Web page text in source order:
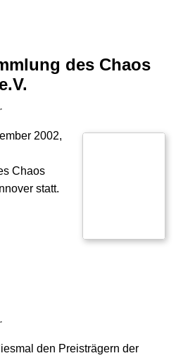
des Chaos
2002,
Chaos
statt.
den Preisträgern der